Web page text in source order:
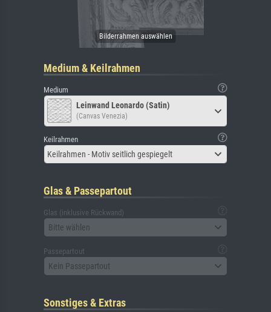
Medium & Keilrahmen
Medium
Leinwand Leonardo (Satin)
(Canvas Venezia)
Keilrahmen
Keilrahmen - Motiv seitlich gespiegelt
Glas & Passepartout
Glas (inklusive Rückwand)
Bitte wählen
Passepartout
Kein Passepartout
Sonstiges & Extras